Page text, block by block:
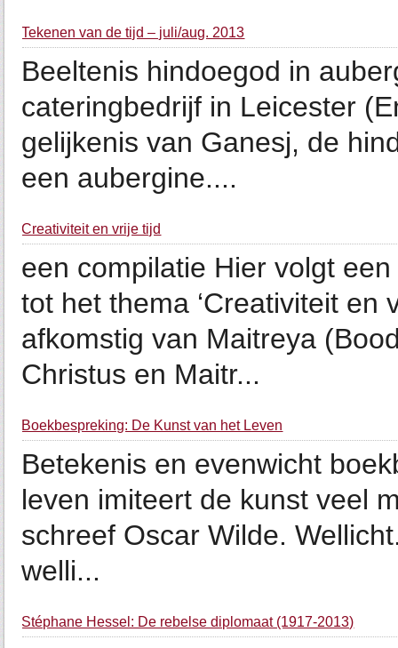
Tekenen van de tijd – juli/aug. 2013
Beeltenis hindoegod in
cateringbedrijf in Leicester
gelijkenis van Ganesj, de
een aubergine....
Creativiteit en vrije tijd
een compilatie Hier volgt
tot het thema ‘Creativiteit en
afkomstig van Maitreya
Christus en Maitr...
Boekbespreking: De Kunst van het Leven
Betekenis en evenwicht
leven imiteert de kunst veel
schreef Oscar Wilde.
welli...
Stéphane Hessel: De rebelse diplomaat (1917-2013)